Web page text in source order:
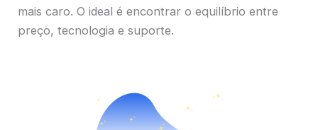
mais caro. O ideal é encontrar o equilíbrio entre
preço, tecnologia e suporte.